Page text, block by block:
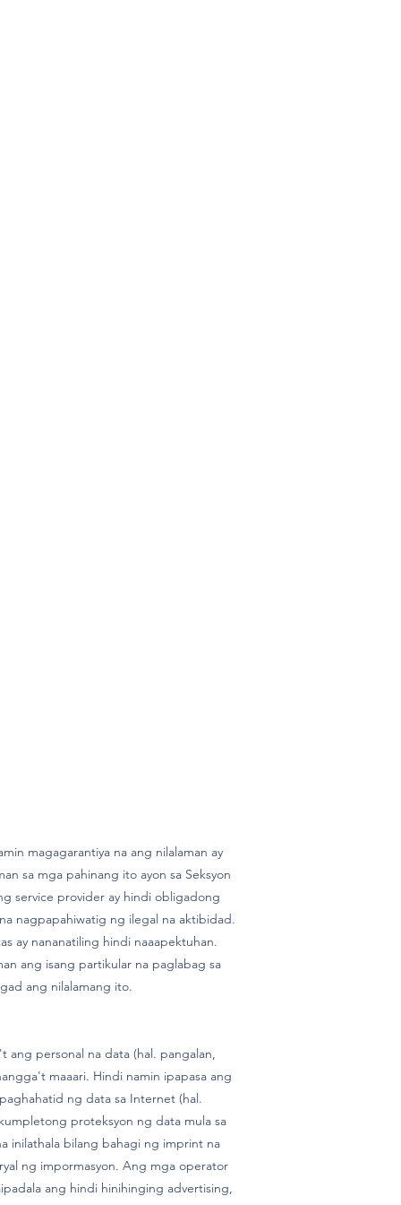
magagarantiya na ang nilalaman ay
sa mga pahinang ito ayon sa Seksyon
service provider ay hindi obligadong
nagpapahiwatig ng ilegal na aktibidad.
ay nananatiling hindi naaapektuhan.
ang isang partikular na paglabag sa
ang nilalamang ito.
personal na data (hal. pangalan,
maaari. Hindi namin ipapasa ang
ng data sa Internet (hal.
proteksyon ng data mula sa
inilathala bilang bahagi ng imprint na
ng impormasyon. Ang mga operator
ang hindi hinihinging advertising,